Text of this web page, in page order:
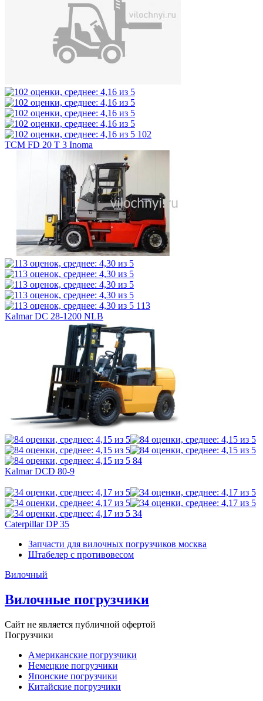
102
TCM FD 20 T 3 Inoma
113
Kalmar DC 28-1200 NLB
84
Kalmar DCD 80-9
34
Caterpillar DP 35
Запчасти для вилочных погрузчиков москва
Штабелер с противовесом
Вилочный
Вилочные погрузчики
Сайт не является публичной офертой
Погрузчики
Американские погрузчики
Немецкие погрузчики
Японские погрузчики
Китайские погрузчики